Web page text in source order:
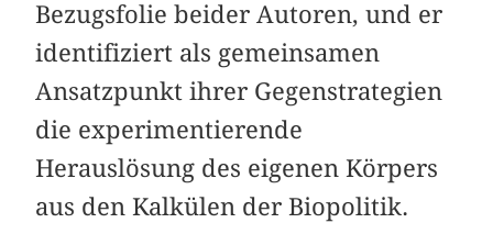
Bezugsfolie beider Autoren, und er
identifiziert als gemeinsamen
Ansatzpunkt ihrer Gegenstrategien
die experimentierende
Herauslösung des eigenen Körpers
aus den Kalkülen der Biopolitik.